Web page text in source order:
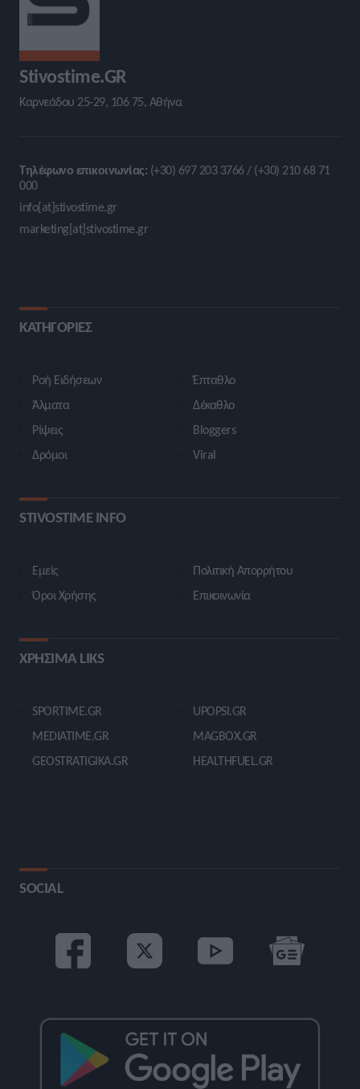
Stivostime.GR
Καρνεάδου 25-29, 106 75, Αθήνα
Τηλέφωνο επικοινωνίας: (+30) 697 203 3766 / (+30) 210 68 71
000
info[at]stivostime.gr
marketing[at]stivostime.gr
ΚΑΤΗΓΟΡΙΕΣ
Ροή Ειδήσεων
Άλματα
Ρίψεις
Δρόμοι
Έπταθλο
Δέκαθλο
Bloggers
Viral
STIVOSTIME INFO
Εμείς
Όροι Χρήσης
Πολιτική Απορρήτου
Επικοινωνία
ΧΡΗΣΙΜΑ LIKS
SPORTIME.GR
MEDIATIME.GR
GEOSTRATIGIKA.GR
UPOPSI.GR
MAGBOX.GR
HEALTHFUEL.GR
SOCIAL